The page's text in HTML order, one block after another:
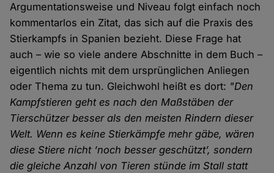
Argumentationsweise und Niveau folgt einfach noch
kommentarlos ein Zitat, das sich auf die Praxis des
Stierkampfs in Spanien bezieht. Diese Frage hat
auch – wie so viele andere Abschnitte in dem Buch –
eigentlich nichts mit dem ursprünglichen Anliegen
oder Thema zu tun. Gleichwohl heißt es dort: "Den
Kampfstieren geht es nach den Maßstäben der
Tierschützer besser als den meisten Rindern dieser
Welt. Wenn es keine Stierkämpfe mehr gäbe, wären
diese Stiere nicht ‘noch besser geschützt’, sondern
die gleiche Anzahl von Tieren stünde im Stall statt